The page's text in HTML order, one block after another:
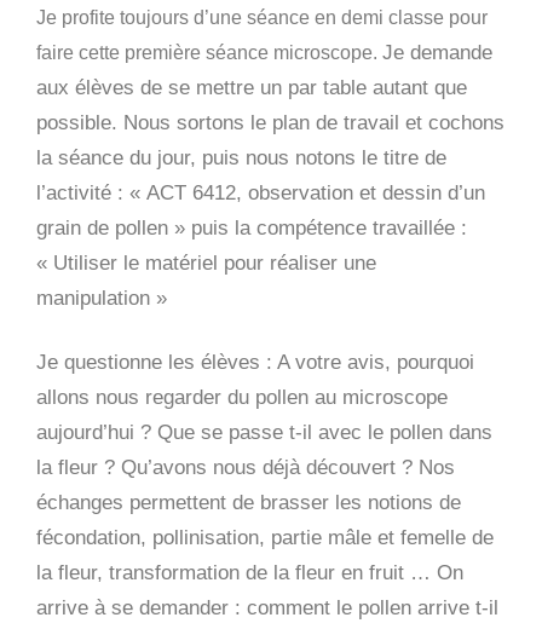
Je profite toujours d’une séance en demi classe pour
faire cette première séance microscope. Je demande
aux élèves de se mettre un par table autant que
possible. Nous sortons le plan de travail et cochons
la séance du jour, puis nous notons le titre de
l’activité : « ACT 6412, observation et dessin d’un
grain de pollen » puis la compétence travaillée :
« Utiliser le matériel pour réaliser une
manipulation »
Je questionne les élèves : A votre avis, pourquoi
allons nous regarder du pollen au microscope
aujourd’hui ? Que se passe t-il avec le pollen dans
la fleur ? Qu’avons nous déjà découvert ? Nos
échanges permettent de brasser les notions de
fécondation, pollinisation, partie mâle et femelle de
la fleur, transformation de la fleur en fruit … On
arrive à se demander : comment le pollen arrive t-il